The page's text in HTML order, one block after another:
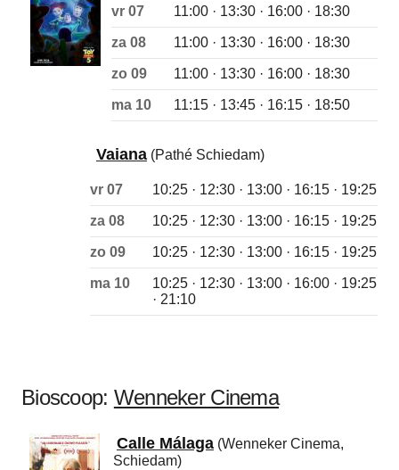
vr 07 11:00 · 13:30 · 16:00 · 18:30
za 08 11:00 · 13:30 · 16:00 · 18:30
zo 09 11:00 · 13:30 · 16:00 · 18:30
ma 10 11:15 · 13:45 · 16:15 · 18:50
Vaiana (Pathé Schiedam)
vr 07 10:25 · 12:30 · 13:00 · 16:15 · 19:25
za 08 10:25 · 12:30 · 13:00 · 16:15 · 19:25
zo 09 10:25 · 12:30 · 13:00 · 16:15 · 19:25
ma 10
10:25 · 12:30 · 13:00 · 16:00 · 19:25
· 21:10
Bioscoop: Wenneker Cinema
Calle Málaga (Wenneker Cinema,
Schiedam)